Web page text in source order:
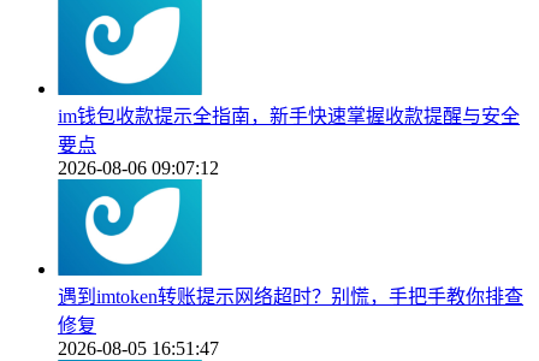
im钱包收款提示全指南，新手快速掌握收款提醒与安全
要点
2026-08-06 09:07:12
遇到imtoken转账提示网络超时？别慌，手把手教你排查
修复
2026-08-05 16:51:47